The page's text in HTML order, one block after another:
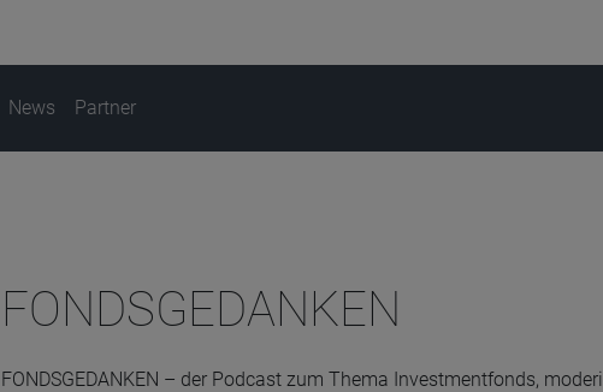
News Partner
FONDSGEDANKEN
FONDSGEDANKEN – der Podcast zum Thema Investmentfonds,